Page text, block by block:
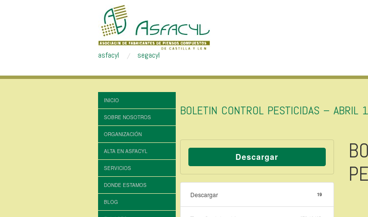
asfacyl segacyl
INICIO
SOBRE NOSOTROS
ORGANIZACIÓN
ALTA EN ASFACYL
SERVICIOS
DONDE ESTAMOS
BLOG
BOLETIN CONTROL PESTICIDAS – ABRIL
Descargar
Descargar 19